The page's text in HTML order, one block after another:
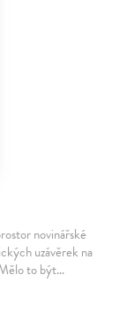
novinářské
uzávěrek na
Mělo to být…